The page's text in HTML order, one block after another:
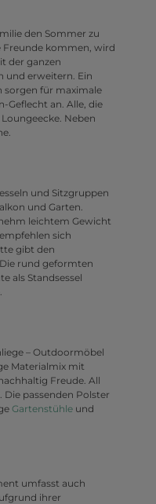
den Sommer zu
Freunde kommen, wird
der ganzen
und erweitern. Ein
sorgen für maximale
Geflecht an. Alle, die
Neben
und Sitzgruppen
und Garten.
leichtem Gewicht
sich
gibt den
rund geformten
als Standsessel
– Outdoormöbel
Materialmix mit
Freude. All
passenden Polster
Gartenstühle und
umfasst auch
ihrer